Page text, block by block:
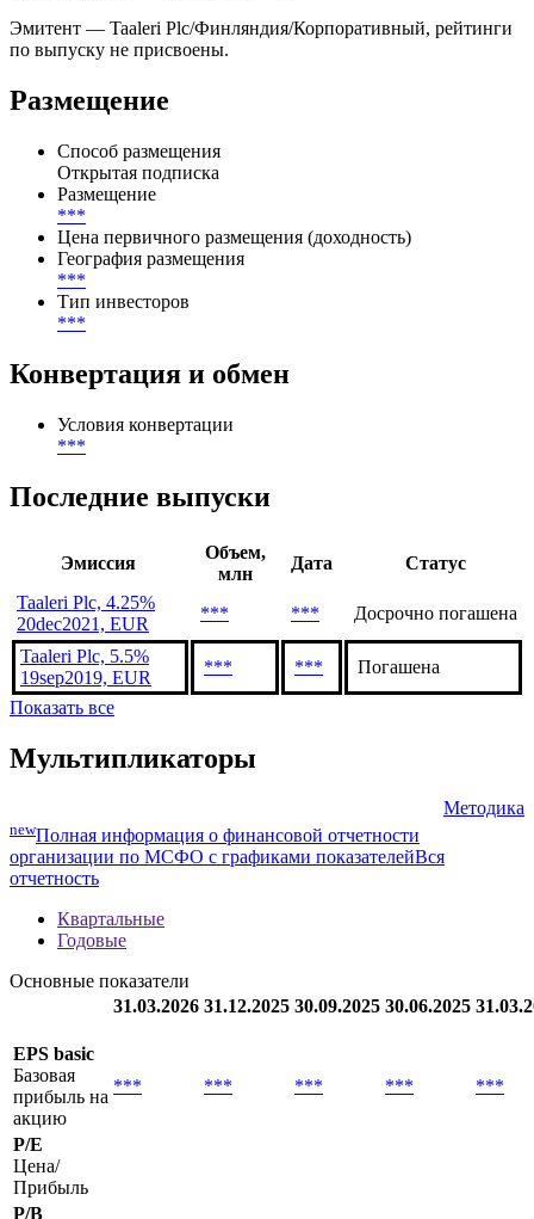
Эмитент — Taaleri Plc/Финляндия/Корпоративный, рейтинги
по выпуску не присвоены.
Размещение
Способ размещения
Открытая подписка
Размещение
***
Цена первичного размещения (доходность)
География размещения
***
Тип инвесторов
***
Конвертация и обмен
Условия конвертации
***
Последние выпуски
Эмиссия
Объем,
млн
Дата
Статус
Taaleri Plc, 4.25%
20dec2021, EUR
*** *** Досрочно погашена
Taaleri Plc, 5.5%
19sep2019, EUR
*** ***
Погашена
Показать все
Мультипликаторы
Методика
newПолная информация о финансовой отчетности
организации по МСФО с графиками показателейВся
отчетность
Квартальные
Годовые
Основные показатели
31.03.2026 31.12.2025 30.09.2025 30.06.2025
EPS basic
Базовая
прибыль на
акцию
*** *** *** *** ***
P/E
Цена/
Прибыль
P/B